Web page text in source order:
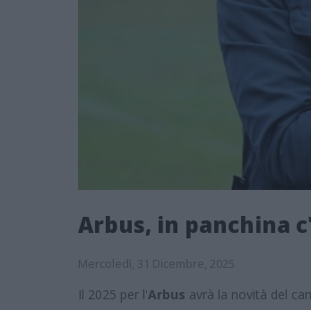
Arbus, in panchina
Mercoledì, 31 Dicembre, 2025
Il 2025 per l'Arbus avrà la novità del